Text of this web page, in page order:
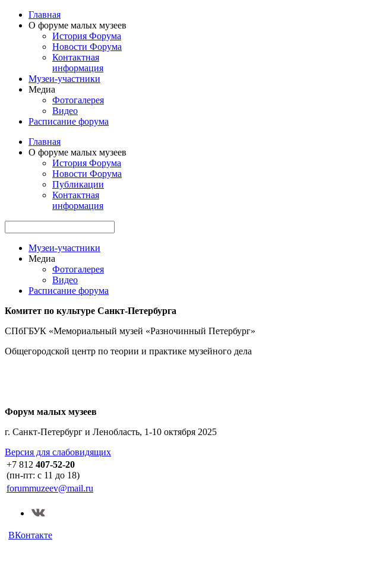
Главная
О форуме малых музеев
История Форума
Новости Форума
Контактная
информация
Музеи-участники
Медиа
Фотогалерея
Видео
Расписание форума
Главная
О форуме малых музеев
История Форума
Новости Форума
Публикации
Контактная
информация
Музеи-участники
Медиа
Фотогалерея
Видео
Расписание форума
Комитет по культуре Санкт-Петербурга
СПбГБУК «Мемориальный музей «Разночинный Петербург»
Общегородской центр по теории и практике музейного дела
Форум малых музеев
г. Санкт-Петербург и Ленобласть, 1-10 октября 2025
Версия для слабовидящих
+7 812 407-52-20
(пн-пт: с 11 до 18)
forummuzeev@mail.ru
ВКонтакте